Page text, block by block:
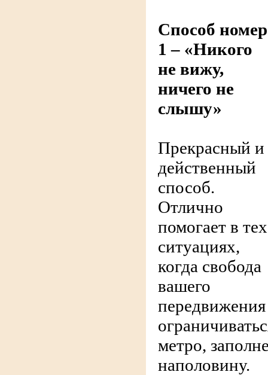
Способ номер
1 – «Никого
не вижу,
ничего не
слышу»
Прекрасный и
действенный
способ.
Отлично
помогает в тех
ситуациях,
когда свобода
вашего
метро,
наполовину.